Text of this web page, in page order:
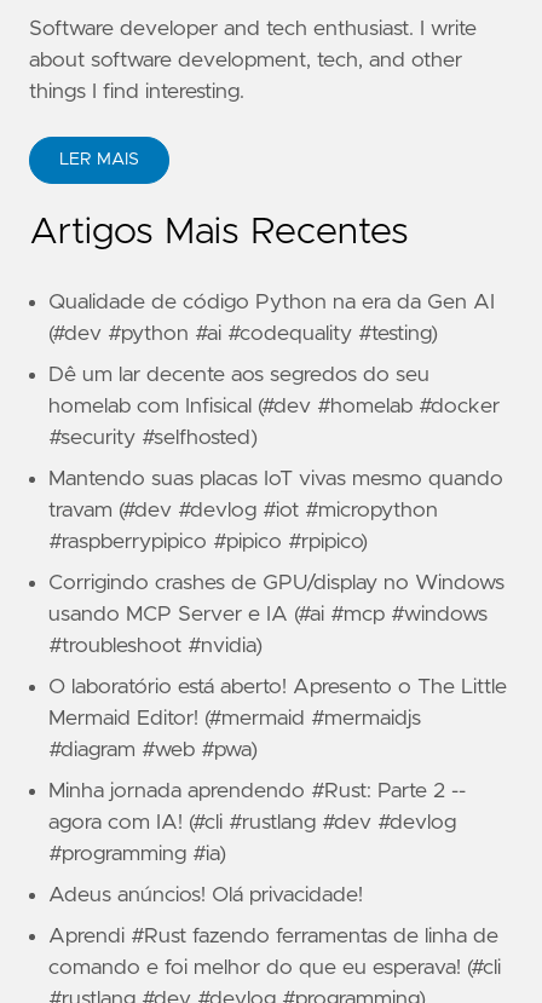
Software developer and tech enthusiast. I write
about software development, tech, and other
things I find interesting.
LER MAIS
Artigos Mais Recentes
Qualidade de código Python na era da Gen AI
(#dev #python #ai #codequality #testing)
Dê um lar decente aos segredos do seu
homelab com Infisical (#dev #homelab #docker
#security #selfhosted)
Mantendo suas placas IoT vivas mesmo quando
travam (#dev #devlog #iot #micropython
#raspberrypipico #pipico #rpipico)
Corrigindo crashes de GPU/display no Windows
usando MCP Server e IA (#ai #mcp #windows
#troubleshoot #nvidia)
O laboratório está aberto! Apresento o The Little
Mermaid Editor! (#mermaid #mermaidjs
#diagram #web #pwa)
Minha jornada aprendendo #Rust: Parte 2 --
agora com IA! (#cli #rustlang #dev #devlog
#programming #ia)
Adeus anúncios! Olá privacidade!
Aprendi #Rust fazendo ferramentas de linha de
comando e foi melhor do que eu esperava! (#cli